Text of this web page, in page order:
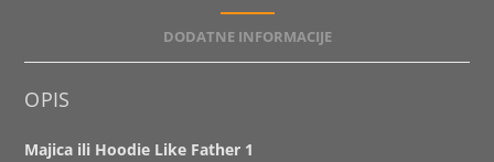
DODATNE INFORMACIJE
OPIS
Majica ili Hoodie Like Father 1